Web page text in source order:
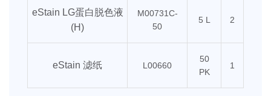
eStain LG蛋白脱色液
(H)
M00731C-
50
5 L 2
eStain 滤纸 L00660
50
PK
1